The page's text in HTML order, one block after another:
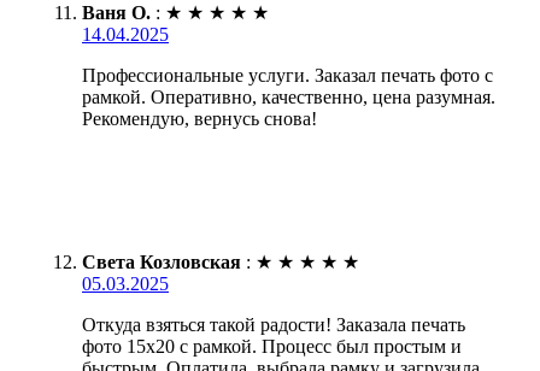
Ваня О. : ★ ★ ★ ★ ★
14.04.2025
Профессиональные услуги. Заказал печать фото с
рамкой. Оперативно, качественно, цена разумная.
Рекомендую, вернусь снова!
Света Козловская : ★ ★ ★ ★ ★
05.03.2025
Откуда взяться такой радости! Заказала печать
фото 15х20 с рамкой. Процесс был простым и